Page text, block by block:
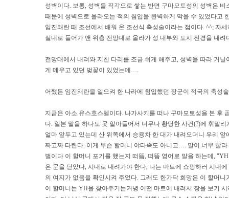
성벽이다. 보통, 성벽을 직각으로 쌓는 반면 구마모토성의 성벽은
때문에 성벽으로 올라오는 적의 침입을 완벽하게 막을 수 있었다고
임진왜란 때 조선에서 배워 온 조선식 축성술이라는 점이다. ^^; 자
실내로 들어가 맨 위층 전망대로 올라가 성 내부와 도시 전경을 내
전망대에서 내려와 지친 다리를 조금 쉬게 해주고, 성벽을 따라 거
게 메우고 있던 벚꽃이 있었는데….
어쨌든 임진왜란을 일으켜 한 나라에 침입했던 장군이 적국의 축
지금은 아소 유스호스텔이다. 나가사키를 떠나 구마모토성을 본 후
다. 일본 말을 하나도 못 알아들어서 너무나 황당한 사건(?)에 휘말
얼마 앞두고 있는데 산 위쪽에서 승용차 한 대가 내려오더니 우리
짜고짜 타란다. 이게 무슨 할머니 야타족도 아니고…. 말이 너무 빨
벌이다 이 할머니 포기를 했는지 떠뜸, 떠뜸 영어로 말을 하는데,
은 문을 닫았다, 시내로 내려가야 한다, 나는 마트에 쇼핑하러 시내
의 여지가 없음을 확인시켜 주었다. 그래도 한가닥 희망은 이 할머
이 할머니는 YH을 찾아주기는커녕 어떤 마트에 내려서 장을 보기